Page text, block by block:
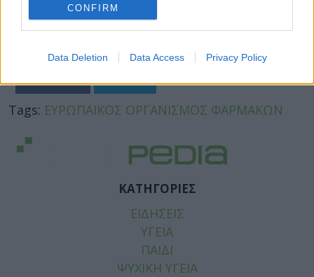
CONFIRM
Data Deletion Data Access Privacy Policy
Tags: ΕΥΡΩΠΑΙΚΟΣ ΟΡΓΑΝΙΣΜΟΣ ΦΑΡΜΑΚΩΝ
ΚΑΤΗΓΟΡΙΕΣ
ΕΙΔΗΣΕΙΣ
ΥΓΕΙΑ
ΠΑΙΔΙ
ΨΥΧΙΚΗ ΥΓΕΙΑ